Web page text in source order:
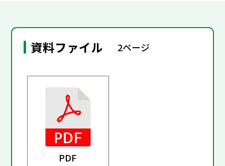
資料ファイル 2ページ
PDF